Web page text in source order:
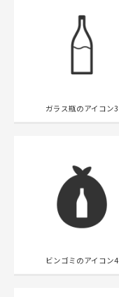
ガラス瓶のアイコン3
ビンゴミのアイコン4